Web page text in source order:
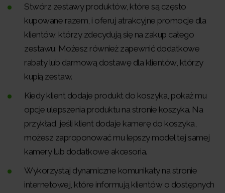
Stwórz zestawy produktów, które są często
kupowane razem, i oferuj atrakcyjne promocje dla
klientów, którzy zdecydują się na zakup całego
zestawu. Możesz również zapewnić dodatkowe
rabaty lub darmową dostawę dla klientów, którzy
kupią zestaw.
Kiedy klient dodaje produkt do koszyka, pokaż mu
opcje ulepszenia produktu na stronie koszyka. Na
przykład, jeśli klient dodaje kamerę do koszyka,
możesz zaproponować mu lepszy model tej samej
kamery lub dodatkowe akcesoria.
Wykorzystaj dynamiczne komunikaty na stronie
internetowej, które informują klientów o dostępnych